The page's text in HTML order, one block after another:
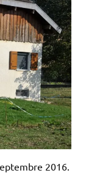
2016.